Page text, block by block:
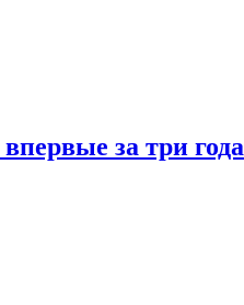
за три года